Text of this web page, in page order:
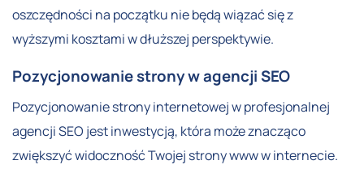
oszczędności na początku nie będą wiązać się z
wyższymi kosztami w dłuższej perspektywie.
Pozycjonowanie strony w agencji SEO
Pozycjonowanie strony internetowej w profesjonalnej
agencji SEO jest inwestycją, która może znacząco
zwiększyć widoczność Twojej strony www w internecie.